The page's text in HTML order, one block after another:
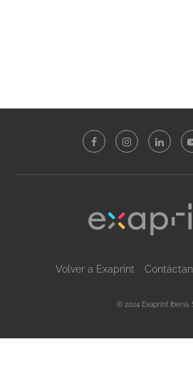
Volver a Exaprint
© 2024 Exaprint Iberia,